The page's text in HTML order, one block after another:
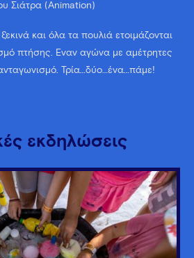
Σιάτρα (Animation)
και όλα τα πουλιά ετοιμάζονται
πτήσης. Έναν αγώνα με αμέτρητες
Τρία…δύο…ένα…πάμε!
εκδηλώσεις